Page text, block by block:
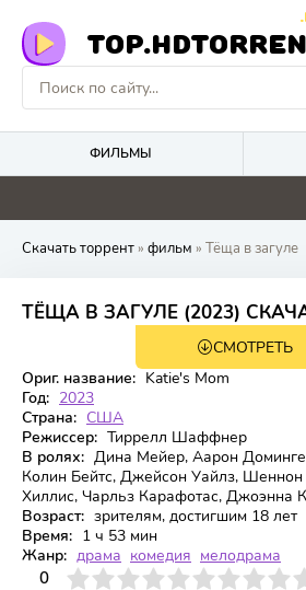
ФИЛЬМЫ
0 4.1
Скачать торрент» фильм » Тёща в загуле
ТЁЩА В ЗАГУЛЕ (2023)
5
СМОТРЕТЬ
Ориг. название: Katie's Mom
Год: 2023
Страна: США
Режиссер: Тиррелл Шаффнер
В ролях: Дина Мейер, Аарон
Колин Бейтс, Джейсон Уайлз,
Хиллис, Чарльз Карафотас, Джоэнна
Возраст: зрителям, достигшим 18 лет
Время: 1 ч 53 мин
Жанр: драма комедия мелодрама
0
4 6 7 8 9 10